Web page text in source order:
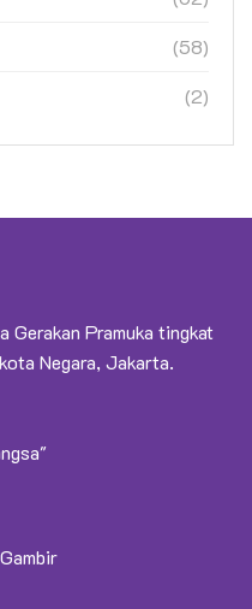
(58)
(2)
Gerakan Pramuka tingkat
Negara, Jakarta.